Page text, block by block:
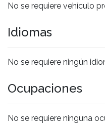
No se requiere vehículo
Idiomas
No se requiere ningún
Ocupaciones
No se requiere ninguna